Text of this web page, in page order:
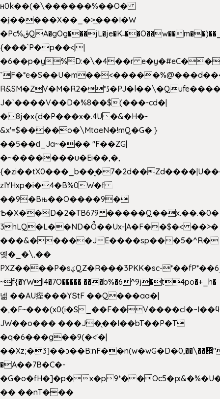
ʜ0k��(�\������%��O�
�į�����X��_�>̲���I�W
�Pc%ڨQA�gOg���jL�je�K˗��O��w��m��)��_��Rߊu>
{���`P�p��<||
�6��p�y%D:�\�4��r
R&SM�ZV�M�R2�*ڏ�PJ�l��\�Qufe����<�l���
J�`����V��D�%8��$(���-cd�|
�8j�x{d�P���x�.4U�&�H�-
&x'=$����o�\MtaeN�!mQ�G� }
��5��ԁ_Ja~��� "F��ZG|
�~�������u�Ei��,�,
zlYHxp�i�4�B%0W�f
��9�Bњ��O����9�
Ѣ�X��D�2�TB679 �����Q��x.��.�0�
3hLQ�L��ND�Ȫ��Ux-|A�F��$�< ��>�
���&�����J E����sp���5�^R�
옞�_�\,��
PXZ����P�sؼQZ�R���3PKK�sc-*��fP*��6_̦Q���H�hl��a��j��dӤ�ܥ�Ք�7�)S�_3y��@�n-
~f{�YWl4�7O����� ���b%�6^9j�t4po�+_h�
넮 ��AU痓���YՏtF ��Q���aa�|
�,�F~���(x0(i�S
JW��o��� ���J�̖��I��bT��P�T
�q�6���g��9(�<'�|
��Xz;�3]��ͻ��B:nF��n(w�wG�D�݌��\��,0"�
�A��7B�C�-
�G�o�fH�]�p�x�p
�� ��nT���